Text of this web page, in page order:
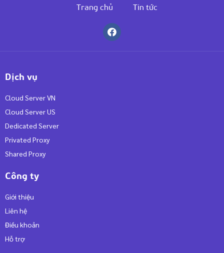
Trang chủ Tin tức
Dịch vụ
Cloud Server VN
Cloud Server US
Dedicated Server
Privated Proxy
Shared Proxy
Công ty
Giới thiệu
Liên hệ
Điều khoản
Hỗ trợ